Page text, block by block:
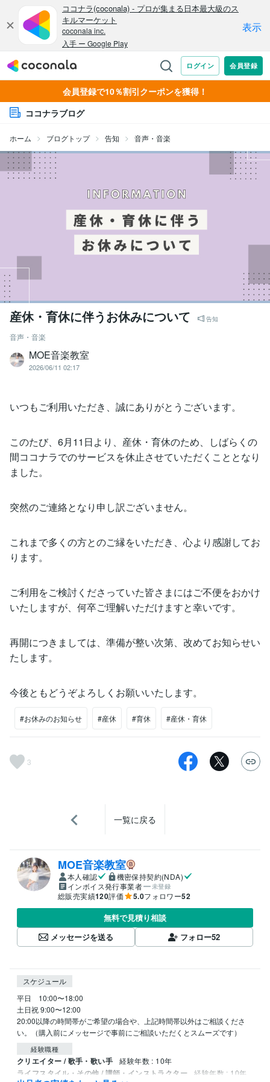
会員登録で10％割引クーポンを獲得！
ココナラブログ
ホーム ブログトップ 告知 音声・音楽
産休・育休に伴うお休みについて 告知
音声・音楽
MOE音楽教室
2026/06/11 02:17
いつもご利用いただき、誠にありがとうございます。
このたび、6月11日より、産休・育休のため、しばらくの
間ココナラでのサービスを休止させていただくこととなり
ました。
突然のご連絡となり申し訳ございません。
これまで多くの方とのご縁をいただき、心より感謝してお
ります。
ご利用をご検討くださっていた皆さまにはご不便をおかけ
いたしますが、何卒ご理解いただけますと幸いです。
再開につきましては、準備が整い次第、改めてお知らせい
たします。
今後ともどうぞよろしくお願いいたします。
#お休みのお知らせ #産休 #育休 #産休・育休
3
一覧に戻る
MOE音楽教室
本人確認
機密保持契約(NDA)
インボイス発行事業者
未登録
総販売実績120評価 5.0フォロワー52
無料で見積り相談
メッセージを送る
フォロー52
スケジュール
平日　10:00〜18:00
土日祝 9:00〜12:00
20:00以降の時間帯がご希望の場合や、上記時間帯以外はご相談くださ
い。（購入前にメッセージで事前にご相談いただくとスムーズです）
経験職種
クリエイター / 歌手・歌い手 経験年数 : 10年
ライフスタイル・その他 / 講師・インストラクター 経験年数 : 10年